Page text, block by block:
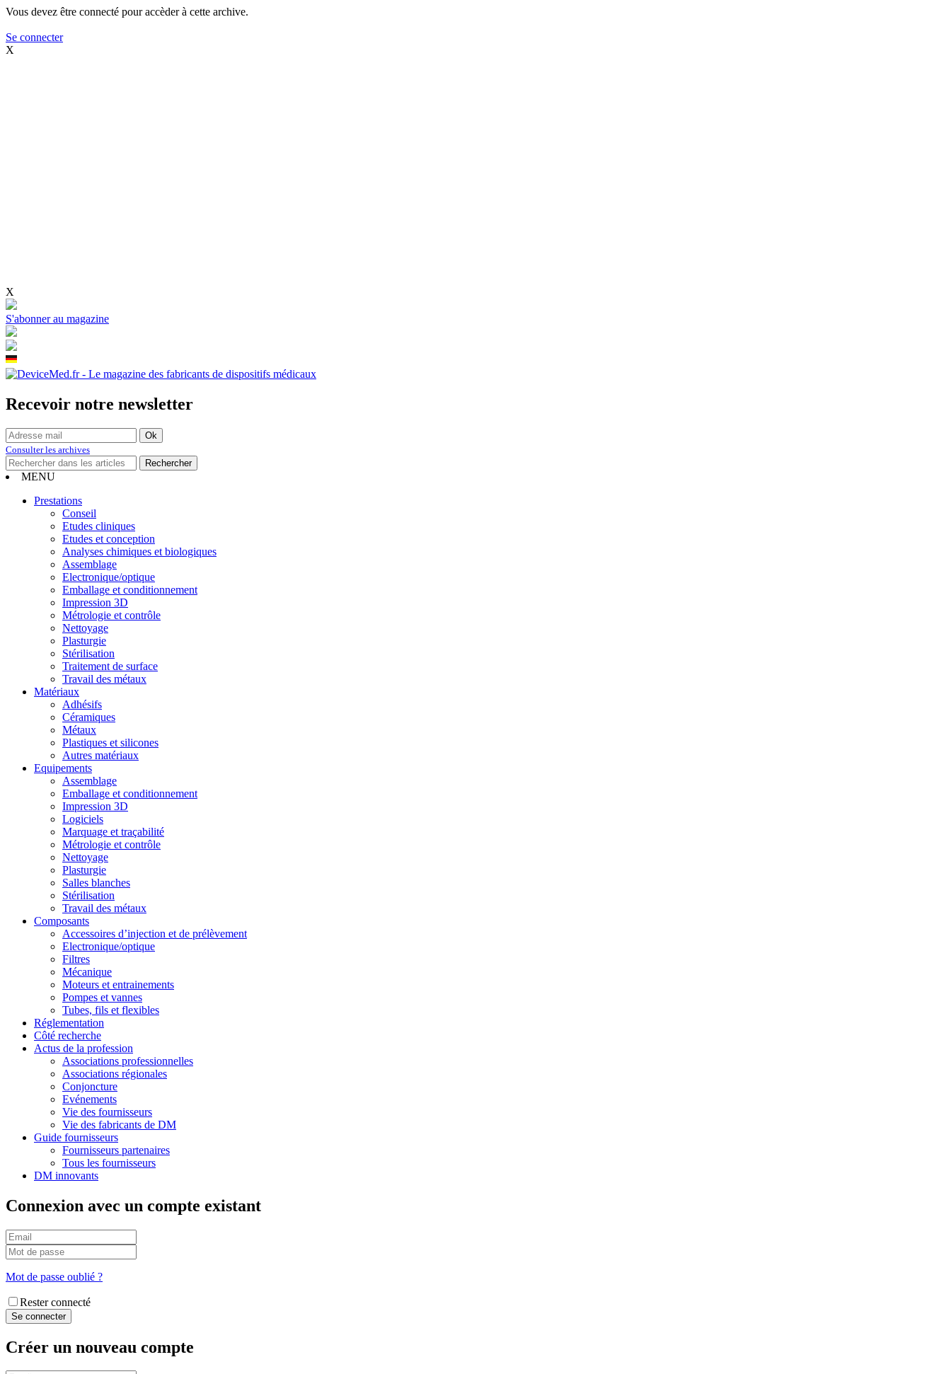
Vous devez être connecté pour accèder à cette archive.
Se connecter
X
X
S'abonner au magazine
Recevoir notre newsletter
Consulter les archives
MENU
Prestations
Conseil
Etudes cliniques
Etudes et conception
Analyses chimiques et biologiques
Assemblage
Electronique/optique
Emballage et conditionnement
Impression 3D
Métrologie et contrôle
Nettoyage
Plasturgie
Stérilisation
Traitement de surface
Travail des métaux
Matériaux
Adhésifs
Céramiques
Métaux
Plastiques et silicones
Autres matériaux
Equipements
Assemblage
Emballage et conditionnement
Impression 3D
Logiciels
Marquage et traçabilité
Métrologie et contrôle
Nettoyage
Plasturgie
Salles blanches
Stérilisation
Travail des métaux
Composants
Accessoires d’injection et de prélèvement
Electronique/optique
Filtres
Mécanique
Moteurs et entrainements
Pompes et vannes
Tubes, fils et flexibles
Réglementation
Côté recherche
Actus de la profession
Associations professionnelles
Associations régionales
Conjoncture
Evénements
Vie des fournisseurs
Vie des fabricants de DM
Guide fournisseurs
Fournisseurs partenaires
Tous les fournisseurs
DM innovants
Connexion avec un compte existant
Mot de passe oublié ?
Rester connecté
Créer un nouveau compte